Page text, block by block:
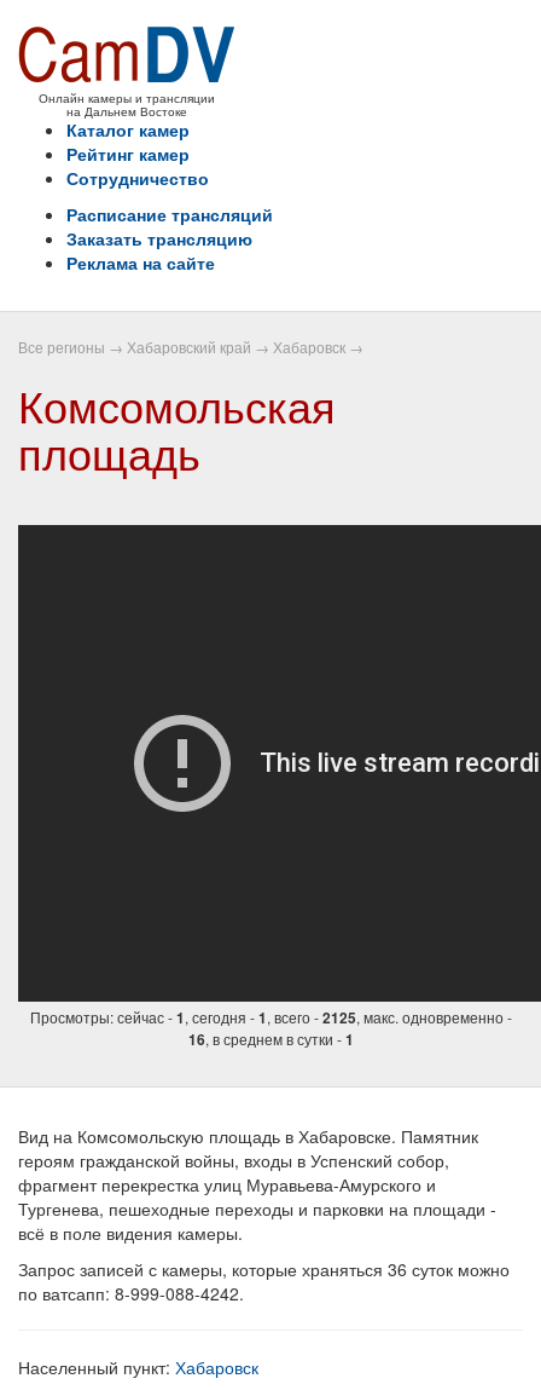
Онлайн камеры и трансляции
на Дальнем Востоке
Каталог камер
Рейтинг камер
Сотрудничество
Расписание трансляций
Заказать трансляцию
Реклама на сайте
Все регионы → Хабаровский край → Хабаровск →
Комсомольская
площадь
Просмотры: сейчас -1, сегодня -1, всего -2125, макс. одновременно -
16, в среднем в сутки -1
Вид на Комсомольскую площадь в Хабаровске. Памятник
героям гражданской войны, входы в Успенский собор,
фрагмент перекрестка улиц Муравьева-Амурского и
Тургенева, пешеходные переходы и парковки на площади -
всё в поле видения камеры.
Запрос записей с камеры, которые храняться 36 суток можно
по ватсапп: 8-999-088-4242.
Населенный пункт: Хабаровск